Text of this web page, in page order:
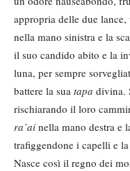
appropria delle due
nella mano sinistra e la
il suo candido abito e la
luna, per sempre
battere la sua tapa divina.
rischiarando il loro
ra’ai nella mano destra e
trafiggendone i capelli e
Nasce così il regno dei